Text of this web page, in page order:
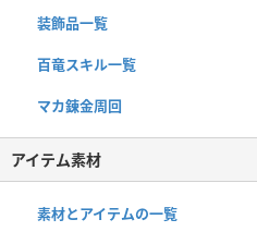
装飾品一覧
百竜スキル一覧
マカ錬金周回
アイテム素材
素材とアイテムの一覧